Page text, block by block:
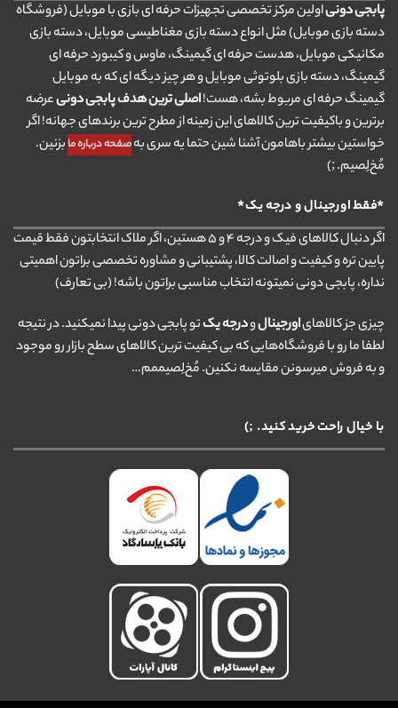
پابجی دونیاولین مرکز تخصصی تجهیزات حرفه ای بازی با موبایل (فروشگاه
دسته بازی موبایل) مثل انواع دسته بازی مغناطیسی موبایل، دسته بازی
مکانیکی موبایل، هدست حرفه ای گیمینگ، ماوس و کیبورد حرفه ای
گیمینگ، دسته بازی بلوتوثی موبایل و هر چیز دیگه ای که به موبایل
گیمینگ حرفه ای مربوط بشه، هست!اصلی ترین هدف پابجی دونیعرضه
برترین و باکیفیت ترین کالاهای این زمینه از مطرح ترین برندهای جهانه! اگر
خواستین بیشتر باهامون آشنا شین حتما یه سری بهصفحه درباره ما بزنین.
مُخ‌لِصیم. ;)
*فقط اورجینال و درجه یک*
اگر دنبال کالاهای فیک و درجه ۴ و ۵ هستین، اگر ملاک انتخابتون فقط قیمت
پایین تره و کیفیت و اصالت کالا، پشتیبانی و مشاوره تخصصی براتون اهمیتی
نداره، پابجی دونی نمیتونه انتخاب مناسبی براتون باشه! (بی تعارف)
چیزی جز کالاهایاورجینالودرجه یکتو پابجی دونی پیدا نمیکنید. در نتیجه
لطفا ما رو با فروشگاه‌هایی که بی کیفیت ترین کالاهای سطح بازار رو موجود
و به فروش میرسونن مقایسه نکنین. مُخ‌لِصیممم…
با خیال راحت خرید کنید. ;)